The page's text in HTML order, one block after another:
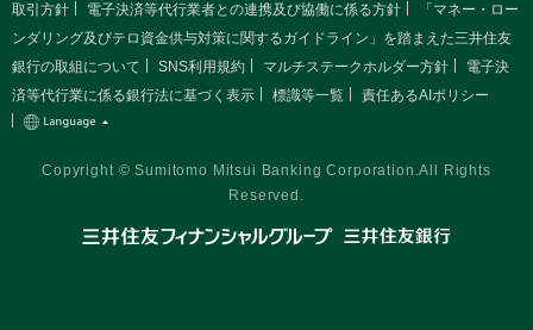
取引方針
電子決済等代行業者との連携及び協働に係る方針
「マネー・ロー
ンダリング及びテロ資金供与対策に関するガイドライン」を踏まえた三井住友
銀行の取組について
SNS利用規約 マルチステークホルダー方針
電子決
済等代行業に係る銀行法に基づく表示
標識等一覧 責任あるAIポリシー
Copyright © Sumitomo Mitsui Banking Corporation.All Rights
Reserved.